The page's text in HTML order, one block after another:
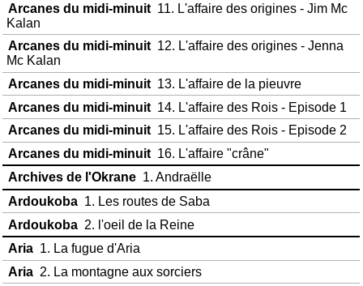
Arcanes du midi-minuit11. L'affaire des origines - Jim Mc
Kalan
Arcanes du midi-minuit12. L'affaire des origines - Jenna
Mc Kalan
Arcanes du midi-minuit13. L'affaire de la pieuvre
Arcanes du midi-minuit14. L'affaire des Rois - Episode 1
Arcanes du midi-minuit15. L'affaire des Rois - Episode 2
Arcanes du midi-minuit16. L'affaire "crâne"
Archives de l'Okrane1. Andraëlle
Ardoukoba1. Les routes de Saba
Ardoukoba 2. l'oeil de la Reine
Aria1. La fugue d'Aria
Aria2. La montagne aux sorciers